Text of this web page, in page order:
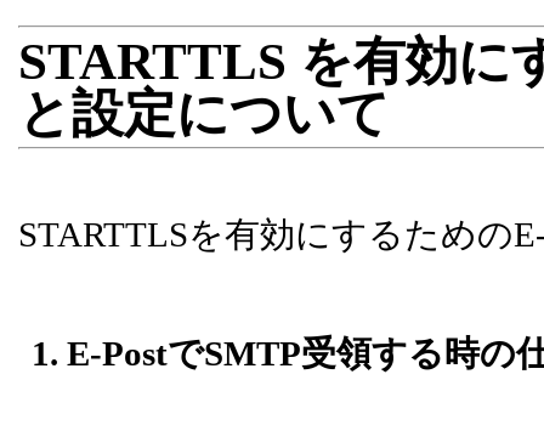
STARTTLS を有効に
と設定について
STARTTLSを有効にするための
E-PostでSMTP受領する時の